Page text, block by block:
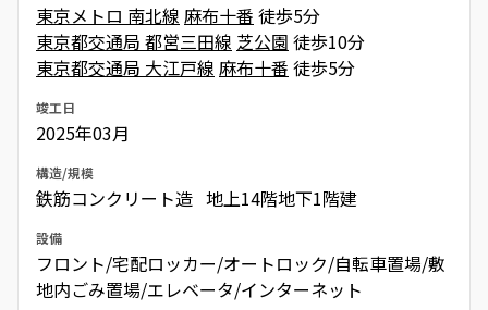
東京メトロ 南北線 麻布十番 徒歩5分
東京都交通局 都営三田線 芝公園 徒歩10分
東京都交通局 大江戸線 麻布十番 徒歩5分
竣工日
2025年03月
構造/規模
鉄筋コンクリート造 地上14階地下1階建
設備
フロント/宅配ロッカー/オートロック/自転車置場/敷
地内ごみ置場/エレベータ/インターネット